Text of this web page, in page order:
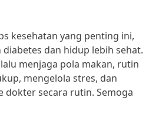
kesehatan yang penting ini,
dan hidup lebih sehat.
menjaga pola makan, rutin
mengelola stres, dan
dokter secara rutin. Semoga